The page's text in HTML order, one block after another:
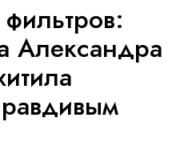
Александра